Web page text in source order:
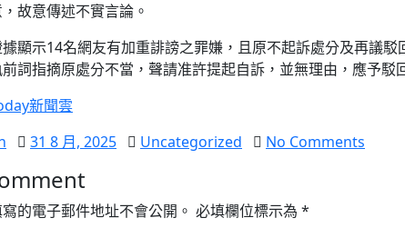
故意傳述不實言論。
顯示14名網友有加重誹謗之罪嫌，且原不起訴處分及再議駁
詞指摘原處分不當，聲請准許提起自訴，並無理由，應予駁
新聞雲
31 8 月, 2025 Uncategorized No Comments
的電子郵件地址不會公開。 必填欄位標示為 *